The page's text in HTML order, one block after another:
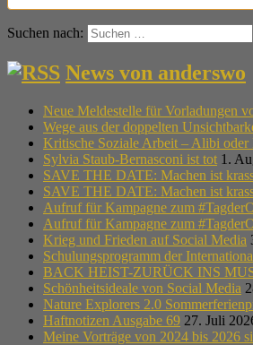
Suchen nach:
News von anderswo
Neue Meldestelle für Vorladungen
Wege aus der doppelten
Kritische Soziale Arbeit – Alibi oder
Sylvia Staub-Bernasconi ist tot 1.
SAVE THE DATE: Machen ist
SAVE THE DATE: Machen ist
Aufruf für Kampagne zum
Aufruf für Kampagne zum
Krieg und Frieden auf Social Media
Schulungsprogramm der
BACK HEIST-ZURÜCK INS
Schönheitsideale von Social Media
Nature Explorers 2.0
Haftnotizen Ausgabe 69 27. Juli
Meine Vorträge von 2024 bis 2026